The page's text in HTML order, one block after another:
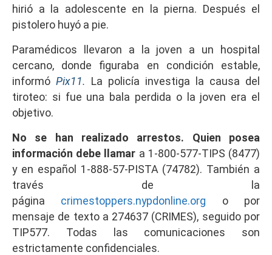
hirió a la adolescente en la pierna. Después el
pistolero huyó a pie.
Paramédicos llevaron a la joven a un hospital
cercano, donde figuraba en condición estable,
informó Pix11. La policía investiga la causa del
tiroteo: si fue una bala perdida o la joven era el
objetivo.
No se han realizado arrestos. Quien posea
información debe llamar a 1-800-577-TIPS (8477)
y en español 1-888-57-PISTA (74782). También a
través de la
página crimestoppers.nypdonline.org o por
mensaje de texto a 274637 (CRIMES), seguido por
TIP577. Todas las comunicaciones son
estrictamente confidenciales.